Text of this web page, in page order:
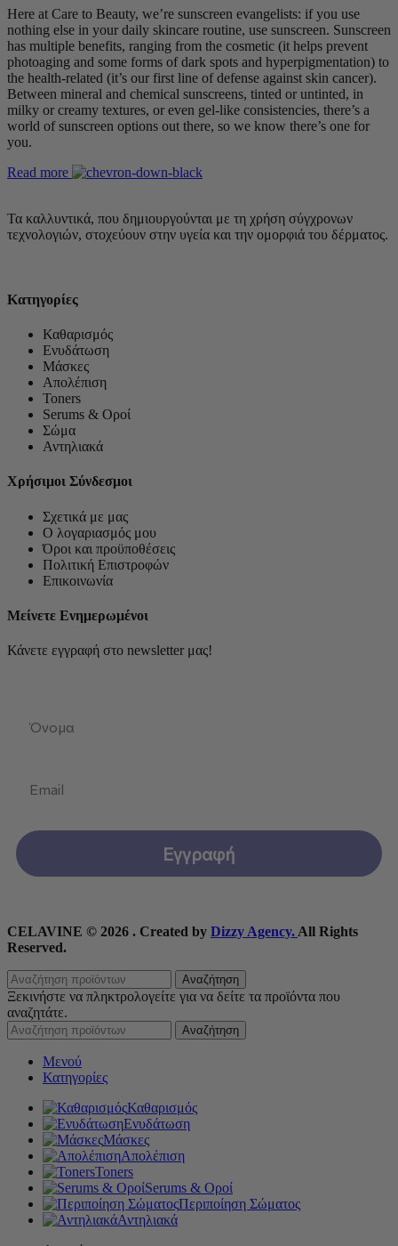
Here at Care to Beauty, we’re sunscreen evangelists: if you use
nothing else in your daily skincare routine, use sunscreen. Sunscreen
has multiple benefits, ranging from the cosmetic (it helps prevent
photoaging and some forms of dark spots and hyperpigmentation) to
the health-related (it’s our first line of defense against skin cancer).
Between mineral and chemical sunscreens, tinted or untinted, in
milky or creamy textures, or even gel-like consistencies, there’s a
world of sunscreen options out there, so we know there’s one for
you.
Read more
Τα καλλυντικά, που δημιουργούνται με τη χρήση σύγχρονων
τεχνολογιών, στοχεύουν στην υγεία και την ομορφιά του δέρματος.
Κατηγορίες
Καθαρισμός
Ενυδάτωση
Μάσκες
Απολέπιση
Toners
Serums & Οροί
Σώμα
Αντηλιακά
Χρήσιμοι Σύνδεσμοι
Σχετικά με μας
Ο λογαριασμός μου
Όροι και προϋποθέσεις
Πολιτική Επιστροφών
Επικοινωνία
Μείνετε Ενημερωμένοι
Κάνετε εγγραφή στο newsletter μας!
Εγγραφή
CELAVINE © 2026 . Created by Dizzy Agency. All Rights
Reserved.
Αναζήτηση
Ξεκινήστε να πληκτρολογείτε για να δείτε τα προϊόντα που
αναζητάτε.
Αναζήτηση
Μενού
Κατηγορίες
Καθαρισμός
Ενυδάτωση
Μάσκες
Απολέπιση
Toners
Serums & Οροί
Περιποίηση Σώματος
Αντηλιακά